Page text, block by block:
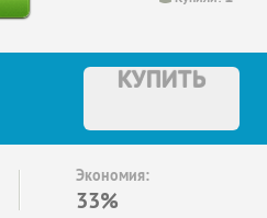
КУПИТЬ
Экономия:
33%